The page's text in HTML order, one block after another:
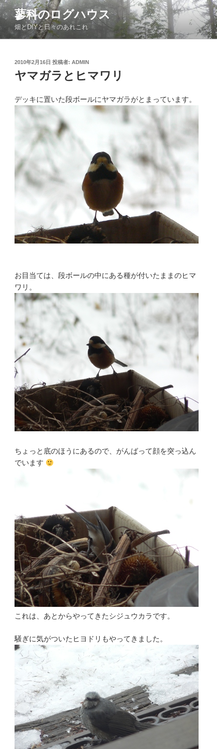
コ
ン
テ
ン
蓼科のログハウス
畑とDIYと日々のあれこれ
投
稿
日:
2010年2月16日 投稿者: ADMIN
ヤマガラとヒマワリ
デッキに置いた段ボールにヤマガラがとまっています。
お目当ては、段ボールの中にある種が付いたままのヒマ
ワリ。
ちょっと底のほうにあるので、がんばって顔を突っ込ん
でいます
これは、あとからやってきたシジュウカラです。
騒ぎに気がついたヒヨドリもやってきました。